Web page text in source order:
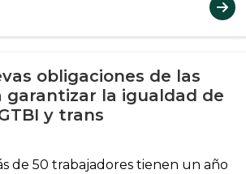
obligaciones de las
garantizar la igualdad de
y trans
de 50 trabajadores tienen un año